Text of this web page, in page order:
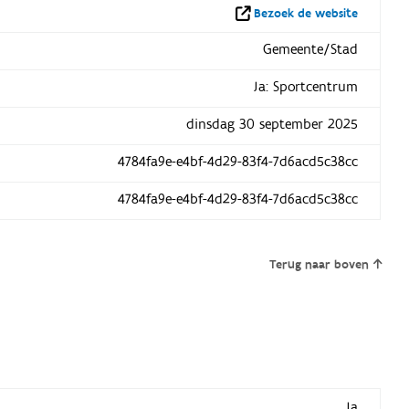
Bezoek de website
Gemeente/Stad
Ja: Sportcentrum
dinsdag 30 september 2025
4784fa9e-e4bf-4d29-83f4-7d6acd5c38cc
4784fa9e-e4bf-4d29-83f4-7d6acd5c38cc
Terug naar boven